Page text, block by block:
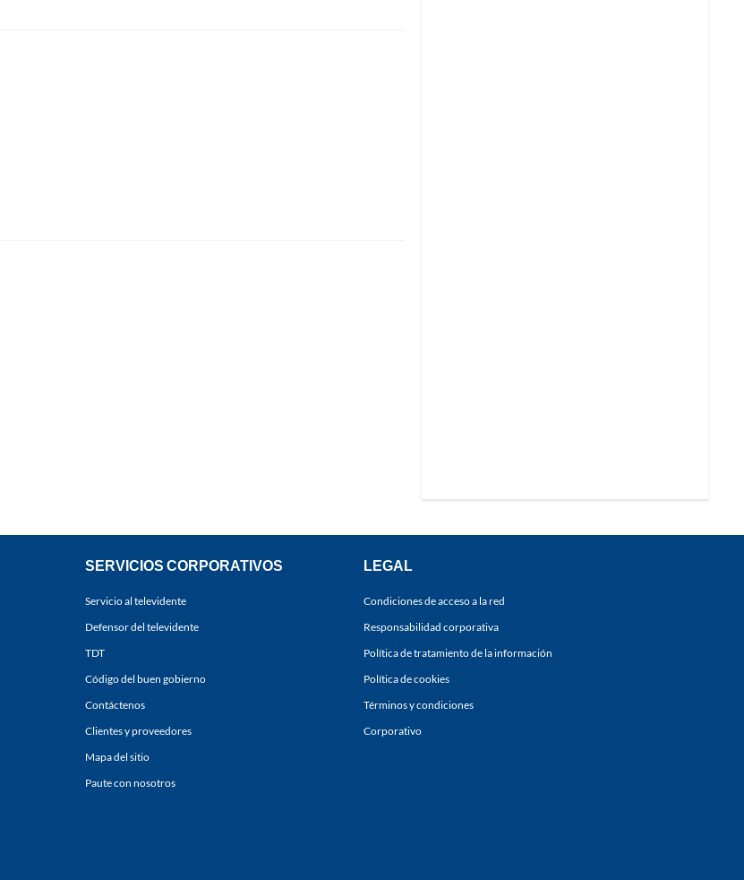
SERVICIOS CORPORATIVOS
Servicio al televidente
Defensor del televidente
TDT
Código del buen gobierno
Contáctenos
Clientes y proveedores
Mapa del sitio
Paute con nosotros
LEGAL
Condiciones de acceso a la red
Responsabilidad corporativa
Política de tratamiento de la información
Política de cookies
Términos y condiciones
Corporativo